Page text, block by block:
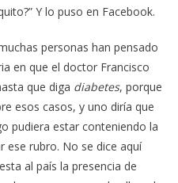
Y lo puso en Facebook.
personas han pensado
en que el doctor Francisco
que diga diabetes, porque
esos casos, y uno diría que
pudiera estar conteniendo la
ese rubro. No se dice aquí
al país la presencia de